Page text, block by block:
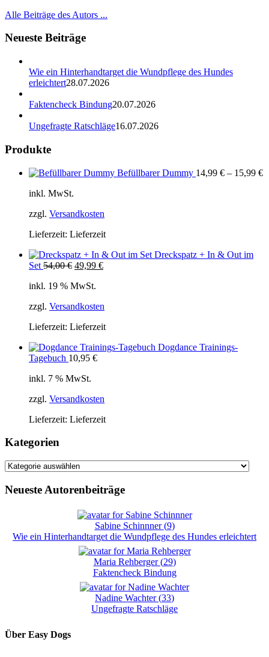
Alle Beiträge des Autors ...
Neueste Beiträge
Wie ein Hinterhandtarget die Wundpflege des Hundes
erleichtert28.07.2026
Faktencheck Bindung20.07.2026
Ungefragte Ratschläge16.07.2026
Produkte
Befüllbarer Dummy 14,99 € – 15,99 €
inkl. MwSt.
zzgl. Versandkosten
Lieferzeit: Lieferzeit
Dreckspatz + In & Out im
Set 54,00€ Ursprünglicher
war:
49,99 €Aktueller
inkl. 19 % MwSt.
zzgl. Versandkosten
Lieferzeit: Lieferzeit
Dogdance Trainings-
Tagebuch 10,95 €
inkl. 7 % MwSt.
zzgl. Versandkosten
Lieferzeit: Lieferzeit
Kategorien
Kategorien
Neueste Autorenbeiträge
Sabine Schinnner(9)
Wie ein Hinterhandtarget die Wundpflege des Hundes erleichtert
Maria Rehberger(29)
Faktencheck Bindung
Nadine Wachter(33)
Ungefragte Ratschläge
Über Easy Dogs